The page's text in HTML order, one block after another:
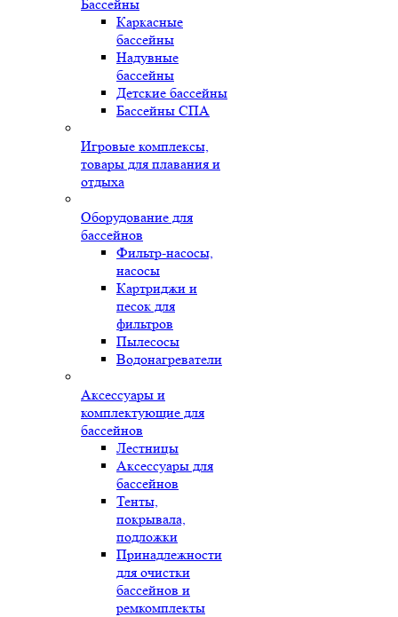
Бассейны
Каркасные
бассейны
Надувные
бассейны
Детские бассейны
Бассейны СПА
Игровые комплексы,
товары для плавания и
отдыха
Оборудование для
бассейнов
Фильтр-насосы,
насосы
Картриджи и
песок для
фильтров
Пылесосы
Водонагреватели
Аксессуары и
комплектующие для
бассейнов
Лестницы
Аксессуары для
бассейнов
Тенты,
покрывала,
подложки
Принадлежности
для очистки
бассейнов и
ремкомплекты